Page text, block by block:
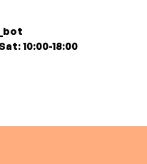
10:00-18:00